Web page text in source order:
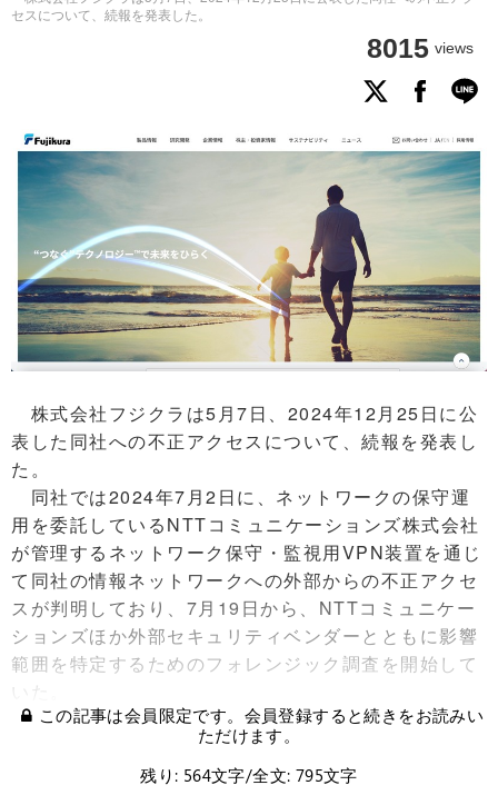
セスについて、続報を発表した。
8015 views
株式会社フジクラは5月7日、2024年12月25日に公
表した同社への不正アクセスについて、続報を発表し
た。
同社では2024年7月2日に、ネットワークの保守運
用を委託しているNTTコミュニケーションズ株式会社
が管理するネットワーク保守・監視用VPN装置を通じ
て同社の情報ネットワークへの外部からの不正アクセ
スが判明しており、7月19日から、NTTコミュニケー
ションズほか外部セキュリティベンダーとともに影響
範囲を特定するためのフォレンジック調査を開始して
いた。
この記事は会員限定です。会員登録すると続きをお読みい
ただけます。
残り: 564文字/全文: 795文字